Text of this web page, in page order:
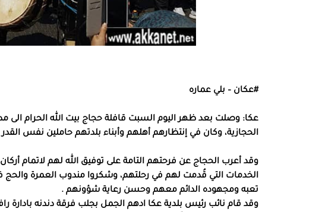
#عكان – بلي عماره
عكا: وصلت بعد ظهر اليوم السبت قافلة حجاج بيت الله الحرام الى
الحجازية، وكان في إنتظارهم أهلهم وأبناء بلدتهم حاملين نفس
وقد أعرب الحجاج عن فرحتهم التامة على توفيق الله لهم لاتمام
الخدمات التي قُدمت لهم في رحلتهم، وشكروا مندوب العمرة والحج
تعبه ومجهوده الدائم معهم وحسن رعاية شؤونهم .
وقد قام نائب رئيس بلدية عكا ادهم الجمل بجلب فرقة دندنه